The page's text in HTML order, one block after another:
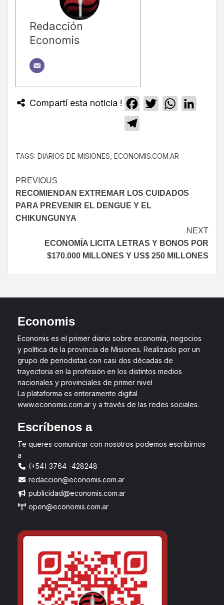
Redacción
Economis
Compartí esta noticia ! Facebook
TwitterWhatsApp
TAGS: DIARIOS DE MISIONES ECONOMIS.COM.AR
PREVIOUS
RECOMIENDAN EXTREMAR LOS CUIDADOS
PARA PREVENIR EL DENGUE Y EL
CHIKUNGUNYA
NEXT
ECONOMÍA LICITA LETRAS Y BONOS POR
$170.000 MILLONES Y US$ 250 MILLONES
Economis
Economis es el primer diario sobre economía, negocios
y política de la provincia de Misiones. Realizado por un
grupo de periodistas con casi dos décadas de
trayectoria en la profesión en los distintos medios
nacionales y provinciales de primer nivel
La plataforma es enteramente digital
www.economis.com.ar y a través de las redes sociales.
Escríbenos a
Te queres comunicar con nosotros podemos escribirnos
a
(+54) 3764 -428248
redaccion@economis.com.ar
publicidad@economis.com.ar
open@economis.com.ar